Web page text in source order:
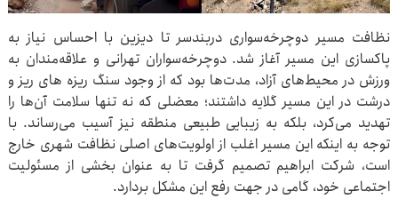
نظافت مسیر دوچرخه‌سواری دربندسر تا دیزین با احساس نیاز به
پاکسازی این مسیر آغاز شد. دوچرخه‌سواران تهرانی و علاقه‌مندان به
ورزش در محیط‌های آزاد، مدت‌ها بود که از وجود سنگ ریزه های ریز و
درشت در این مسیر گلایه داشتند؛ معضلی که نه تنها سلامت آن‌ها را
تهدید می‌کرد، بلکه به زیبایی طبیعی منطقه نیز آسیب می‌رساند. با
توجه به اینکه این مسیر اغلب از اولویت‌های اصلی نظافت شهری خارج
است، شرکت ابراهیم تصمیم گرفت تا به عنوان بخشی از مسئولیت
اجتماعی خود، گامی در جهت رفع این مشکل بردارد.